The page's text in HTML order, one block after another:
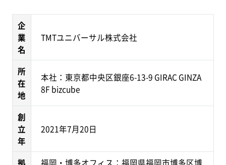
企
業
名
TMTユニバーサル株式会社
所
在
地
本社：東京都中央区銀座6-13-9 GIRAC GINZA
8F bizcube
創
立
年
2021年7月20日
拠
福岡・博多オフィス：福岡県福岡市博多区博